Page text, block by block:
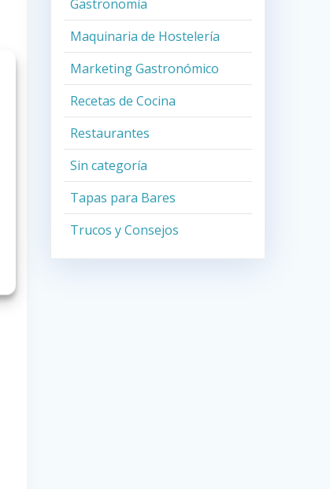
Gastronomía
Maquinaria de Hostelería
Marketing Gastronómico
Recetas de Cocina
Restaurantes
Sin categoría
Tapas para Bares
Trucos y Consejos